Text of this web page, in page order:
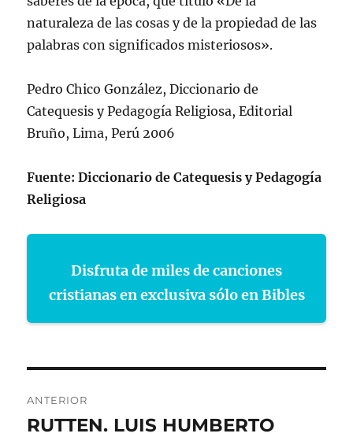
naturaleza de las cosas y de la propiedad de las
palabras con significados misteriosos».
Pedro Chico González, Diccionario de
Catequesis y Pedagogí­a Religiosa, Editorial
Bruño, Lima, Perú 2006
Fuente: Diccionario de Catequesis y Pedagogía
Religiosa
Disfruta de miles de canciones
cristianas en exclusiva sólo en Bibles
de
ANTERIOR
Entrada
RUTTEN. LUIS HUMBERTO